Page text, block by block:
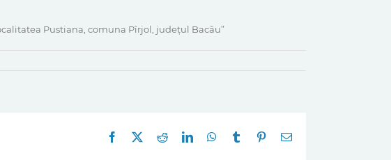
Pustiana, comuna Pîrjol, județul Bacău”
Facebook RedditLinkedInWhatsApp
Tumblr Pinterest
E-